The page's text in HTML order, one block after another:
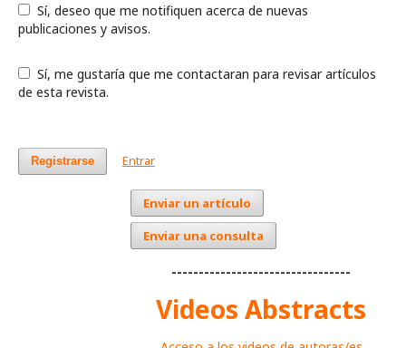
publicaciones y avisos.
de esta revista.
Registrarse Entrar
Enviar un artículo
Enviar una consulta
---------------------------------
Videos Abstracts